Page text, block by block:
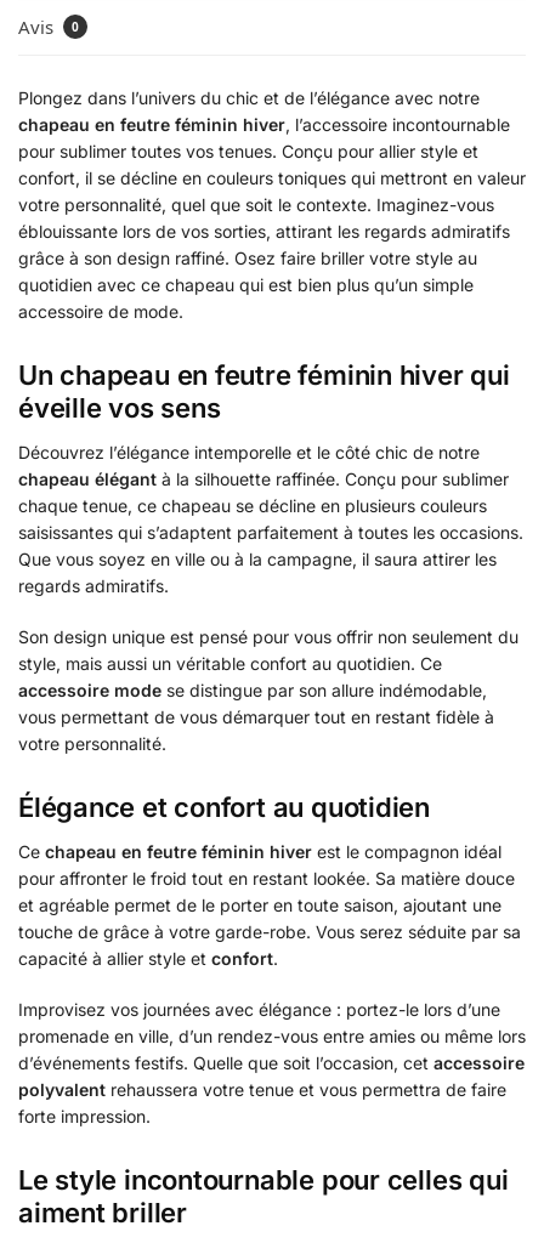
Avis 0
Plongez dans l’univers du chic et de l’élégance avec notre
chapeau en feutre féminin hiver, l’accessoire incontournable
pour sublimer toutes vos tenues. Conçu pour allier style et
confort, il se décline en couleurs toniques qui mettront en valeur
votre personnalité, quel que soit le contexte. Imaginez-vous
éblouissante lors de vos sorties, attirant les regards admiratifs
grâce à son design raffiné. Osez faire briller votre style au
quotidien avec ce chapeau qui est bien plus qu’un simple
accessoire de mode.
Un chapeau en feutre féminin hiver qui
éveille vos sens
Découvrez l’élégance intemporelle et le côté chic de notre
chapeau élégant à la silhouette raffinée. Conçu pour sublimer
chaque tenue, ce chapeau se décline en plusieurs couleurs
saisissantes qui s’adaptent parfaitement à toutes les occasions.
Que vous soyez en ville ou à la campagne, il saura attirer les
regards admiratifs.
Son design unique est pensé pour vous offrir non seulement du
style, mais aussi un véritable confort au quotidien. Ce
accessoire mode se distingue par son allure indémodable,
vous permettant de vous démarquer tout en restant fidèle à
votre personnalité.
Élégance et confort au quotidien
Ce chapeau en feutre féminin hiver est le compagnon idéal
pour affronter le froid tout en restant lookée. Sa matière douce
et agréable permet de le porter en toute saison, ajoutant une
touche de grâce à votre garde-robe. Vous serez séduite par sa
capacité à allier style et confort.
Improvisez vos journées avec élégance : portez-le lors d’une
promenade en ville, d’un rendez-vous entre amies ou même lors
d’événements festifs. Quelle que soit l’occasion, cet accessoire
polyvalent rehaussera votre tenue et vous permettra de faire
forte impression.
Le style incontournable pour celles qui
aiment briller